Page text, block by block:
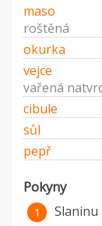
maso
roštěná
okurka
vejce
vařená
cibule
sůl
pepř
Pokyny
Slaninu